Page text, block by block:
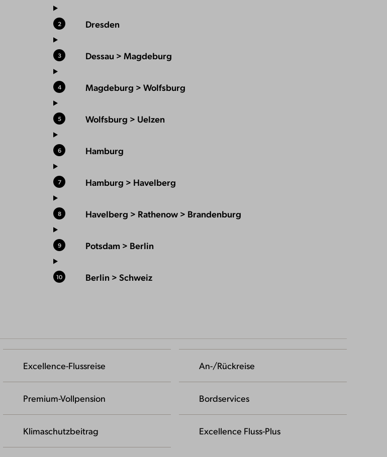
2 Dresden
3 Dessau > Magdeburg
4 Magdeburg > Wolfsburg
5 Wolfsburg > Uelzen
6 Hamburg
7 Hamburg > Havelberg
8 Havelberg > Rathenow > Brandenburg
9 Potsdam > Berlin
10 Berlin > Schweiz
Excellence-Flussreise An-/Rückreise
Premium-Vollpension Bordservices
Klimaschutzbeitrag Excellence Fluss-Plus